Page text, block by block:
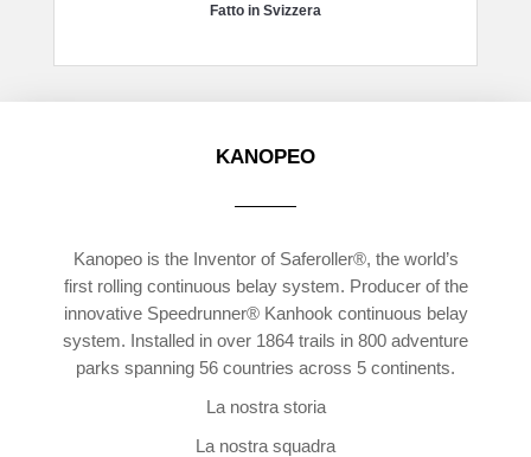
Fatto in Svizzera
KANOPEO
Kanopeo is the Inventor of Saferoller®, the world’s
first rolling continuous belay system. Producer of the
innovative Speedrunner® Kanhook continuous belay
system. Installed in over 1864 trails in 800 adventure
parks spanning 56 countries across 5 continents.
La nostra storia
La nostra squadra